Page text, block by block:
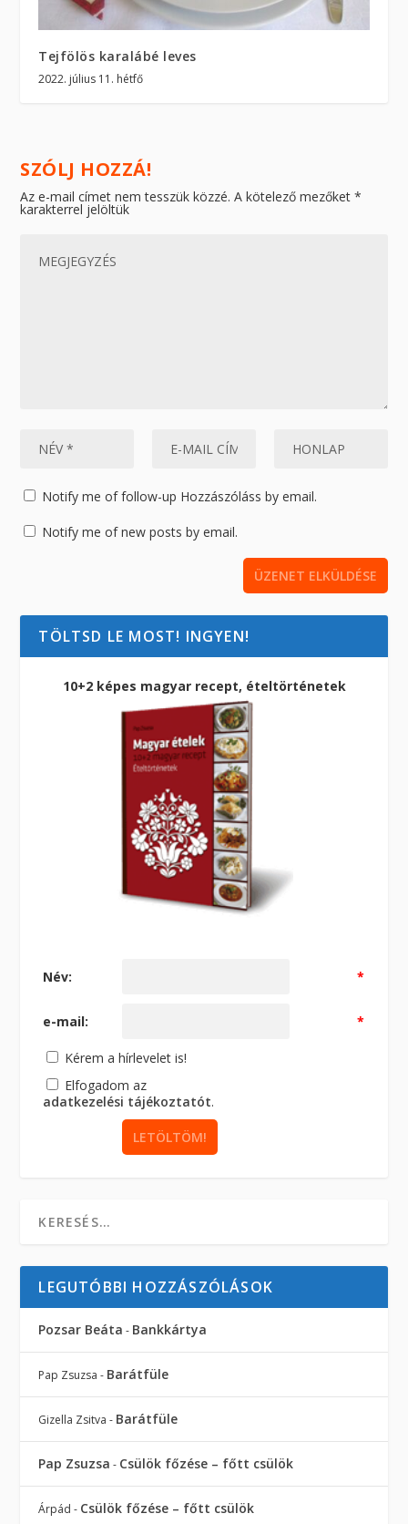
Tejfölös karalábé leves
2022. július 11. hétfő
SZÓLJ HOZZÁ!
Az e-mail címet nem tesszük közzé. A kötelező mezőket*
karakterrel jelöltük
Notify me of follow-up Hozzászóláss by email.
Notify me of new posts by email.
TÖLTSD LE MOST! INGYEN!
10+2 képes magyar recept, ételtörténetek
Név: *
e-mail: *
Kérem a hírlevelet is!
Elfogadom az
adatkezelési tájékoztatót.
LEGUTÓBBI HOZZÁSZÓLÁSOK
Pozsar Beáta - Bankkártya
Pap Zsuzsa - Barátfüle
Gizella Zsitva - Barátfüle
Pap Zsuzsa - Csülök főzése – főtt csülök
Árpád - Csülök főzése – főtt csülök